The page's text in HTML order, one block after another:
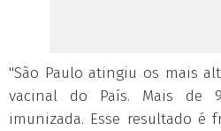
"São Paulo atingiu os mais
vacinal do País. Mais de
imunizada. Esse resultado é